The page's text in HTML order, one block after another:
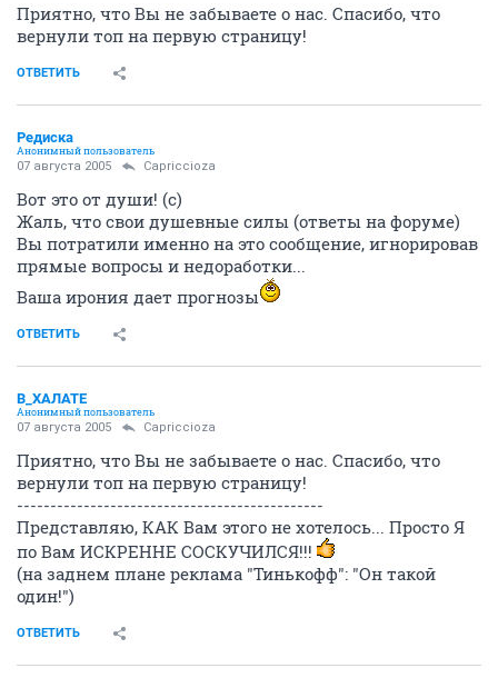
Приятно, что Вы не забываете о нас. Спасибо, что
вернули топ на первую страницу!
ОТВЕТИТЬ
Редиска
Анонимный пользователь
07 августа 2005 Capriccioza
Вот это от души! (с)
Жаль, что свои душевные силы (ответы на форуме)
Вы потратили именно на это сообщение, игнорировав
прямые вопросы и недоработки...
Ваша ирония дает прогнозы
ОТВЕТИТЬ
В_ХАЛАТЕ
Анонимный пользователь
07 августа 2005 Capriccioza
Приятно, что Вы не забываете о нас. Спасибо, что
вернули топ на первую страницу!
----------------------------------------------
Представляю, КАК Вам этого не хотелось... Просто Я
по Вам ИСКРЕННЕ СОСКУЧИЛСЯ!!!
(на заднем плане реклама "Тинькофф": "Он такой
один!")
ОТВЕТИТЬ